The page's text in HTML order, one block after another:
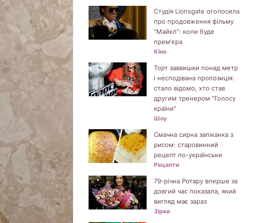
Студія Lionsgate оголосила
про продовження фільму
"Майкл": коли буде
прем'єра
Кіно
Торт заввишки понад метр
і несподівана пропозиція:
стало відомо, хто став
другим тренером "Голосу
країни"
Шоу
Смачна сирна запіканка з
рисом: старовинний
рецепт по-українськи
Рецепти
79-річна Ротару вперше за
довгий час показала, який
вигляд має зараз
Зірки